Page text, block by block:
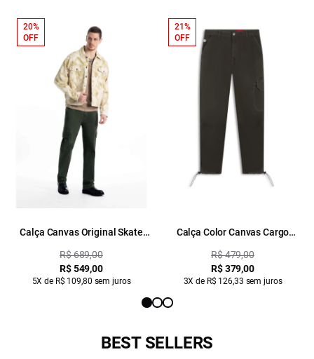
Calça Canvas Original Skate
R$ 689,00
R$ 549,00
5X de R$ 109,80 sem juros
20%
OFF
Calça Color Canvas Cargo
R$ 479,00
R$ 379,00
3X de R$ 126,33 sem juros
21%
OFF
BEST SELLERS